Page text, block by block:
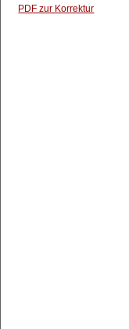
PDF zur Korrektur